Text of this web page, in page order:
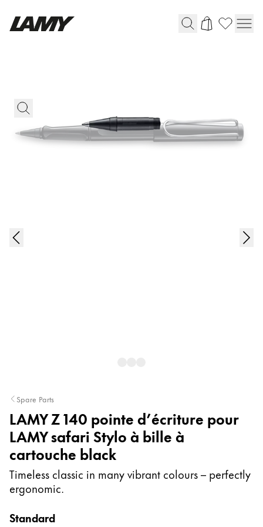
Stylo-bille
Stylo à pression/à vis
Roller
Accessoires et pièces de rechange
Recharges
Encres / effaceurs d'encre
Pièces de rechange
Taille de plume
Étuis
Spare Parts
LAMY Z 140 pointe d’écriture pour
LAMY safari Stylo à bille à
cartouche black
Timeless classic in many vibrant colours – perfectly
ergonomic.
Standard